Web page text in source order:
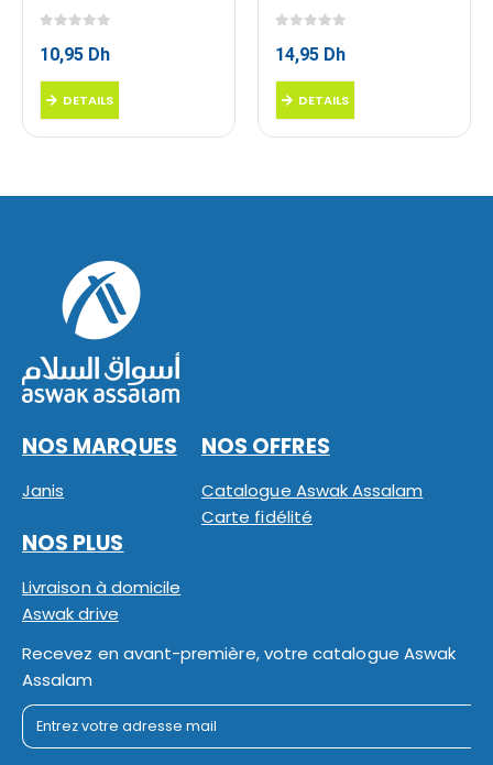
10,95 Dh
DETAILS
14,95 Dh
DETAILS
NOS MARQUES
Janis
NOS OFFRES
Catalogue Aswak Assalam
Carte fidélité
NOS PLUS
Livraison à domicile
Aswak drive
Recevez en avant-première, votre catalogue Aswak
Assalam